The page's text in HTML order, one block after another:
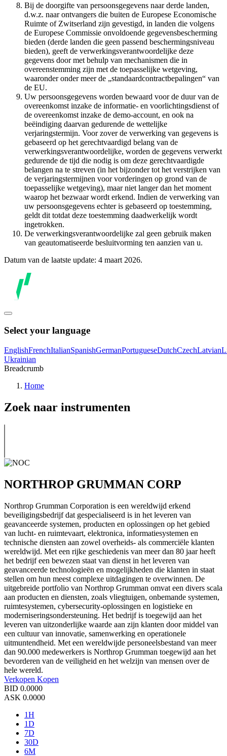
Bij de doorgifte van persoonsgegevens naar derde landen,
d.w.z. naar ontvangers die buiten de Europese Economische
Ruimte of Zwitserland zijn gevestigd, in landen die volgens
de Europese Commissie onvoldoende gegevensbescherming
bieden (derde landen die geen passend beschermingsniveau
bieden), geeft de verwerkingsverantwoordelijke deze
gegevens door met behulp van mechanismen die in
overeenstemming zijn met de toepasselijke wetgeving,
waaronder onder meer de „standaardcontractbepalingen“ van
de EU.
Uw persoonsgegevens worden bewaard voor de duur van de
overeenkomst inzake de informatie- en voorlichtingsdienst of
de overeenkomst inzake de demo-account, en ook na
beëindiging daarvan gedurende de wettelijke
verjaringstermijn. Voor zover de verwerking van gegevens is
gebaseerd op het gerechtvaardigd belang van de
verwerkingsverantwoordelijke, worden de gegevens verwerkt
gedurende de tijd die nodig is om deze gerechtvaardigde
belangen na te streven (in het bijzonder tot het verstrijken van
de verjaringstermijnen voor vorderingen op grond van de
toepasselijke wetgeving), maar niet langer dan het moment
waarop het bezwaar wordt erkend. Indien de verwerking van
uw persoonsgegevens echter is gebaseerd op toestemming,
geldt dit totdat deze toestemming daadwerkelijk wordt
ingetrokken.
De verwerkingsverantwoordelijke zal geen gebruik maken
van geautomatiseerde besluitvorming ten aanzien van u.
Datum van de laatste update: 4 maart 2026.
Select your language
EnglishFrenchItalianSpanishGermanPortugueseDutchCzechLatvian
Ukrainian
Breadcrumb
Home
Zoek naar instrumenten
NORTHROP GRUMMAN CORP
Northrop Grumman Corporation is een wereldwijd erkend
beveiligingsbedrijf dat gespecialiseerd is in het leveren van
geavanceerde systemen, producten en oplossingen op het gebied
van lucht- en ruimtevaart, elektronica, informatiesystemen en
technische diensten aan zowel overheids- als commerciële klanten
wereldwijd. Met een rijke geschiedenis van meer dan 80 jaar heeft
het bedrijf een bewezen staat van dienst in het leveren van
geavanceerde technologieën en mogelijkheden die klanten in staat
stellen om hun meest complexe uitdagingen te overwinnen. De
uitgebreide portfolio van Northrop Grumman omvat een divers scala
aan producten en diensten, zoals vliegtuigen, onbemande systemen,
ruimtesystemen, cybersecurity-oplossingen en logistieke en
moderniseringsondersteuning. Het bedrijf is toegewijd aan het
leveren van uitzonderlijke waarde aan zijn klanten door middel van
een cultuur van innovatie, samenwerking en operationele
uitmuntendheid. Met een wereldwijde personeelsbestand van meer
dan 90.000 medewerkers is Northrop Grumman toegewijd aan het
bevorderen van de veiligheid en het welzijn van mensen over de
hele wereld.
Verkopen Kopen
BID 0.0000
ASK 0.0000
1H
1D
7D
30D
6M